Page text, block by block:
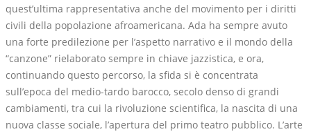
quest’ultima rappresentativa anche del movimento per i diritti
civili della popolazione afroamericana. Ada ha sempre avuto
una forte predilezione per l’aspetto narrativo e il mondo della
“canzone” rielaborato sempre in chiave jazzistica, e ora,
continuando questo percorso, la sfida si è concentrata
sull’epoca del medio-tardo barocco, secolo denso di grandi
cambiamenti, tra cui la rivoluzione scientifica, la nascita di una
nuova classe sociale, l’apertura del primo teatro pubblico. L’arte